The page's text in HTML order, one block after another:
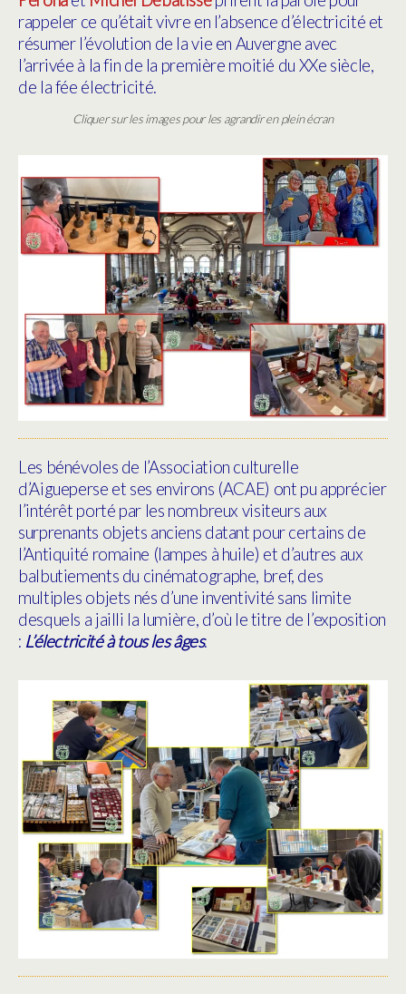
rappeler ce qu’était vivre en l’absence d’électricité et
résumer l’évolution de la vie en Auvergne avec
l’arrivée à la fin de la première moitié du XXe siècle,
de la fée électricité.
Cliquer sur les images pour les agrandir en plein écran
Les bénévoles de l’Association culturelle
d’Aigueperse et ses environs (ACAE) ont pu apprécier
l’intérêt porté par les nombreux visiteurs aux
surprenants objets anciens datant pour certains de
l’Antiquité romaine (lampes à huile) et d’autres aux
balbutiements du cinématographe, bref, des
multiples objets nés d’une inventivité sans limite
desquels a jailli la lumière, d’où le titre de l’exposition
: L’électricité à tous les âges.